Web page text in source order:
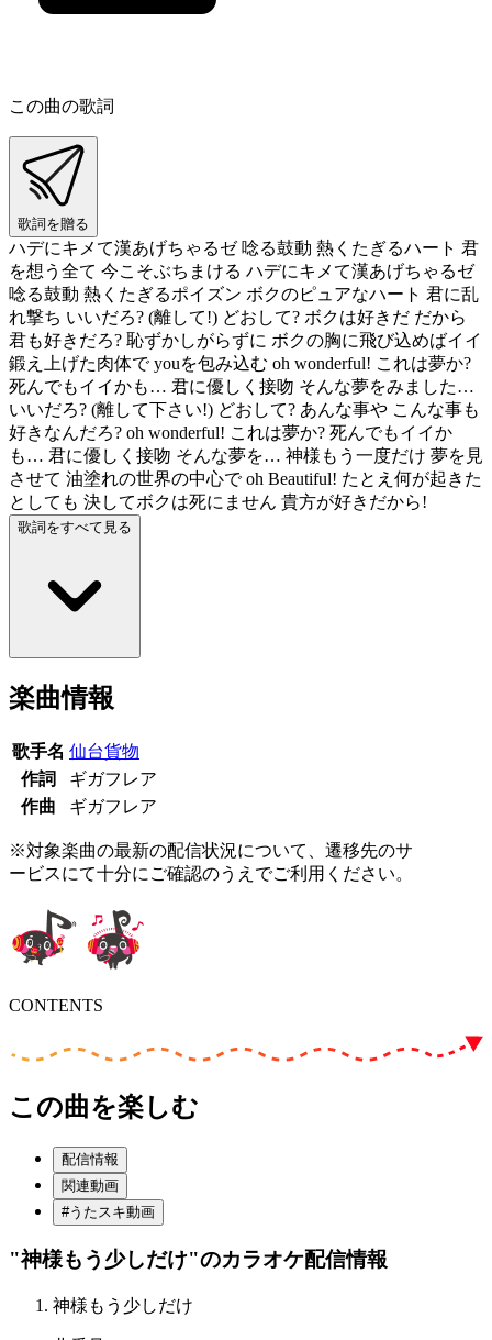
この曲の歌詞
歌詞を贈る
ハデにキメて漢あげちゃるゼ 唸る鼓動 熱くたぎるハート 君
を想う全て 今こそぶちまける ハデにキメて漢あげちゃるゼ
唸る鼓動 熱くたぎるポイズン ボクのピュアなハート 君に乱
れ撃ち いいだろ? (離して!) どおして? ボクは好きだ だから
君も好きだろ? 恥ずかしがらずに ボクの胸に飛び込めばイイ
鍛え上げた肉体で youを包み込む oh wonderful! これは夢か?
死んでもイイかも… 君に優しく接吻 そんな夢をみました…
いいだろ? (離して下さい!) どおして? あんな事や こんな事も
好きなんだろ? oh wonderful! これは夢か? 死んでもイイか
も… 君に優しく接吻 そんな夢を… 神様もう一度だけ 夢を見
させて 油塗れの世界の中心で oh Beautiful! たとえ何が起きた
としても 決してボクは死にません 貴方が好きだから!
歌詞をすべて見る
楽曲情報
歌手名 仙台貨物
作詞
ギガフレア
作曲
ギガフレア
※対象楽曲の最新の配信状況について、遷移先のサ
ービスにて十分にご確認のうえでご利用ください。
CONTENTS
この曲を楽しむ
配信情報
関連動画
#うたスキ動画
"神様もう少しだけ"のカラオケ配信情報
神様もう少しだけ